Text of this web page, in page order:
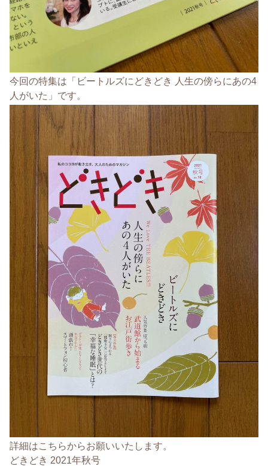
今回の特集は「ビートルズにどきどき 人生の傍らにあの4
人がいた」です。
詳細はこちらからお願いいたします。
どきどき 2021年秋号